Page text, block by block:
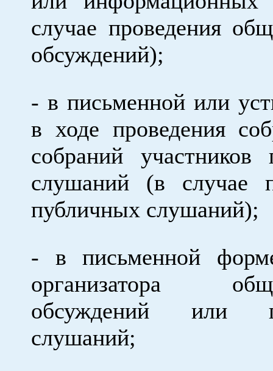
случае проведения
обсуждений);
- в письменной или
в ходе проведения
собраний участников
слушаний (в случае
публичных слушаний);
- в письменной
организатора
обсуждений или
слушаний;